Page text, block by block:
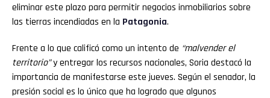
eliminar este plazo para permitir negocios inmobiliarios sobre
las tierras incendiadas en la Patagonia.
Frente a lo que calificó como un intento de “malvender el
territorio”y entregar los recursos nacionales, Soria destacó la
importancia de manifestarse este jueves. Según el senador, la
presión social es lo único que ha logrado que algunos